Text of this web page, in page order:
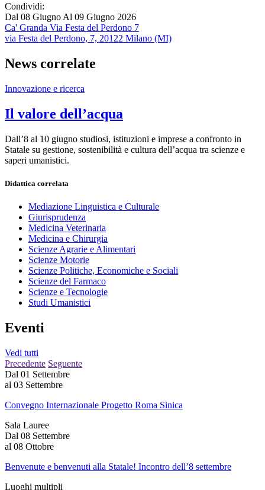
Condividi:
Dal 08 Giugno Al 09 Giugno 2026
Ca' Granda Via Festa del Perdono 7
via Festa del Perdono, 7, 20122 Milano (MI)
News correlate
Innovazione e ricerca
Il valore dell’acqua
Dall’8 al 10 giugno studiosi, istituzioni e imprese a confronto in
Statale su gestione, sostenibilità e cultura dell’acqua tra scienze e
saperi umanistici.
Didattica correlata
Mediazione Linguistica e Culturale
Giurisprudenza
Medicina Veterinaria
Medicina e Chirurgia
Scienze Agrarie e Alimentari
Scienze Motorie
Scienze Politiche, Economiche e Sociali
Scienze del Farmaco
Scienze e Tecnologie
Studi Umanistici
Eventi
Vedi tutti
Precedente Seguente
Dal 01 Settembre
al 03 Settembre
Convegno Internazionale Progetto Roma Sinica
Sala Lauree
Dal 08 Settembre
al 08 Ottobre
Benvenute e benvenuti alla Statale! Incontro dell’8 settembre
Luoghi multipli